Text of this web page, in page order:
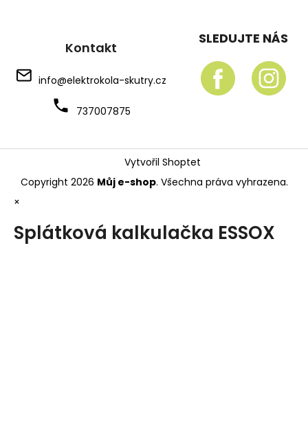
Kontakt
info@elektrokola-skutry.cz
737007875
SLEDUJTE NÁS
Vytvořil Shoptet
Copyright 2026 Můj e-shop. Všechna práva vyhrazena.
×
Splátková kalkulačka ESSOX